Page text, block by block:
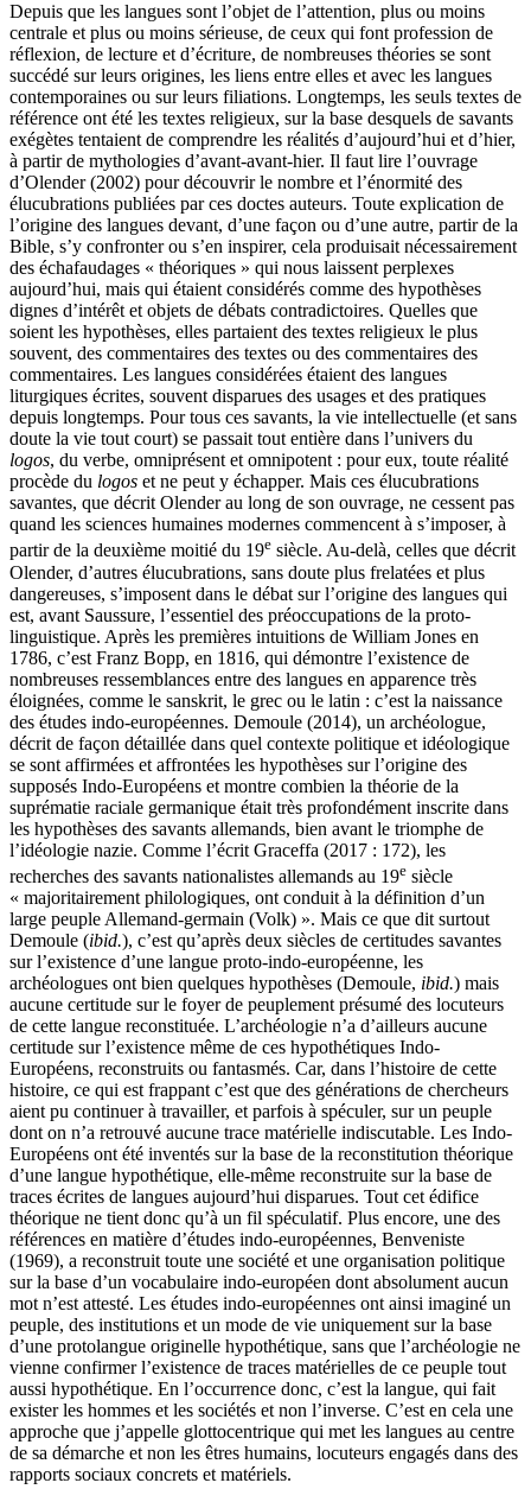
Depuis que les langues sont l’objet de l’attention, plus ou moins
centrale et plus ou moins sérieuse, de ceux qui font profession de
réflexion, de lecture et d’écriture, de nombreuses théories se sont
succédé sur leurs origines, les liens entre elles et avec les langues
contemporaines ou sur leurs filiations. Longtemps, les seuls textes de
référence ont été les textes religieux, sur la base desquels de savants
exégètes tentaient de comprendre les réalités d’aujourd’hui et d’hier,
à partir de mythologies d’avant-avant-hier. Il faut lire l’ouvrage
d’Olender (2002) pour découvrir le nombre et l’énormité des
élucubrations publiées par ces doctes auteurs. Toute explication de
l’origine des langues devant, d’une façon ou d’une autre, partir de la
Bible, s’y confronter ou s’en inspirer, cela produisait nécessairement
des échafaudages « théoriques » qui nous laissent perplexes
aujourd’hui, mais qui étaient considérés comme des hypothèses
dignes d’intérêt et objets de débats contradictoires. Quelles que
soient les hypothèses, elles partaient des textes religieux le plus
souvent, des commentaires des textes ou des commentaires des
commentaires. Les langues considérées étaient des langues
liturgiques écrites, souvent disparues des usages et des pratiques
depuis longtemps. Pour tous ces savants, la vie intellectuelle (et sans
doute la vie tout court) se passait tout entière dans l’univers du
logos, du verbe, omniprésent et omnipotent : pour eux, toute réalité
procède du logos et ne peut y échapper. Mais ces élucubrations
savantes, que décrit Olender au long de son ouvrage, ne cessent pas
quand les sciences humaines modernes commencent à s’imposer, à
partir de la deuxième moitié du 19e siècle. Au-delà, celles que décrit
Olender, d’autres élucubrations, sans doute plus frelatées et plus
dangereuses, s’imposent dans le débat sur l’origine des langues qui
est, avant Saussure, l’essentiel des préoccupations de la proto-
linguistique. Après les premières intuitions de William Jones en
1786, c’est Franz Bopp, en 1816, qui démontre l’existence de
nombreuses ressemblances entre des langues en apparence très
éloignées, comme le sanskrit, le grec ou le latin : c’est la naissance
des études indo-européennes. Demoule (2014), un archéologue,
décrit de façon détaillée dans quel contexte politique et idéologique
se sont affirmées et affrontées les hypothèses sur l’origine des
supposés Indo-Européens et montre combien la théorie de la
suprématie raciale germanique était très profondément inscrite dans
les hypothèses des savants allemands, bien avant le triomphe de
l’idéologie nazie. Comme l’écrit Graceffa (2017 : 172), les
recherches des savants nationalistes allemands au 19e siècle
« majoritairement philologiques, ont conduit à la définition d’un
large peuple Allemand-germain (Volk) ». Mais ce que dit surtout
Demoule (ibid.), c’est qu’après deux siècles de certitudes savantes
sur l’existence d’une langue proto-indo-européenne, les
archéologues ont bien quelques hypothèses (Demoule, ibid.) mais
aucune certitude sur le foyer de peuplement présumé des locuteurs
de cette langue reconstituée. L’archéologie n’a d’ailleurs aucune
certitude sur l’existence même de ces hypothétiques Indo-
Européens, reconstruits ou fantasmés. Car, dans l’histoire de cette
histoire, ce qui est frappant c’est que des générations de chercheurs
aient pu continuer à travailler, et parfois à spéculer, sur un peuple
dont on n’a retrouvé aucune trace matérielle indiscutable. Les Indo-
Européens ont été inventés sur la base de la reconstitution théorique
d’une langue hypothétique, elle-même reconstruite sur la base de
traces écrites de langues aujourd’hui disparues. Tout cet édifice
théorique ne tient donc qu’à un fil spéculatif. Plus encore, une des
références en matière d’études indo-européennes, Benveniste
(1969), a reconstruit toute une société et une organisation politique
sur la base d’un vocabulaire indo-européen dont absolument aucun
mot n’est attesté. Les études indo-européennes ont ainsi imaginé un
peuple, des institutions et un mode de vie uniquement sur la base
d’une protolangue originelle hypothétique, sans que l’archéologie ne
vienne confirmer l’existence de traces matérielles de ce peuple tout
aussi hypothétique. En l’occurrence donc, c’est la langue, qui fait
exister les hommes et les sociétés et non l’inverse. C’est en cela une
approche que j’appelle glottocentrique qui met les langues au centre
de sa démarche et non les êtres humains, locuteurs engagés dans des
rapports sociaux concrets et matériels.